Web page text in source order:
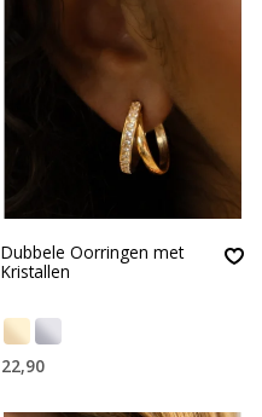
Dubbele Oorringen met
Kristallen
22,90